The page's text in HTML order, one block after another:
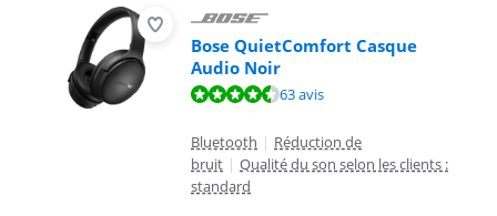
Bose QuietComfort Casque
Audio Noir
La note est de 8,7 sur 10, basée sur 63 avis.63 avis
Bluetooth | Réduction de
bruit | Qualité du son selon les clients :
standard